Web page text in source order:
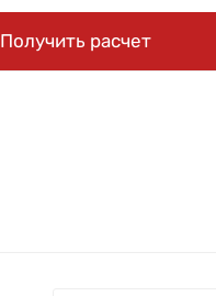
Получить расчет